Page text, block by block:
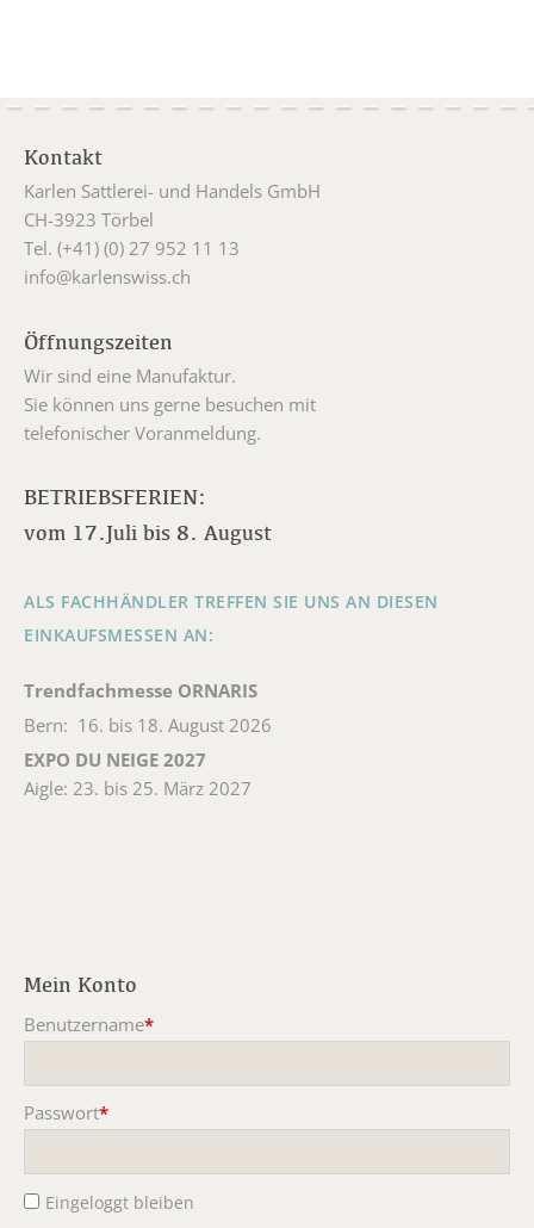
Kontakt
Karlen Sattlerei- und Handels GmbH
CH-3923 Törbel
Tel. (+41) (0) 27 952 11 13
info@karlenswiss.ch
Öffnungszeiten
Wir sind eine Manufaktur.
Sie können uns gerne besuchen mit
telefonischer Voranmeldung.
BETRIEBSFERIEN:
vom 17.Juli bis 8. August
ALS FACHHÄNDLER TREFFEN SIE UNS AN DIESEN
EINKAUFSMESSEN AN:
Trendfachmesse ORNARIS
Bern: 16. bis 18. August 2026
EXPO DU NEIGE 2027
Aigle: 23. bis 25. März 2027
Mein Konto
Benutzername*
Passwort*
Eingeloggt bleiben